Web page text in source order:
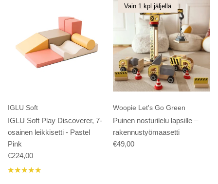
IGLU Soft
IGLU Soft Play Discoverer, 7-
osainen leikkisetti - Pastel
Pink
€224,00
Vain 1 kpl jäljellä
Woopie Let's Go Green
Puinen nosturilelu lapsille –
rakennustyömaasetti
€49,00